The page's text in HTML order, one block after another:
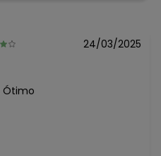
N/D*
24/03/2025
Ótimo